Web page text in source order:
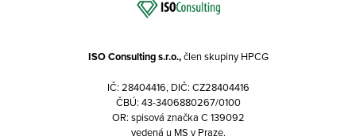
ISO Consulting s.r.o.,člen skupiny HPCG
IČ: 28404416, DIČ: CZ28404416
ČBÚ: 43-3406880267/0100
OR: spisová značka C 139092
vedená u MS v Praze.